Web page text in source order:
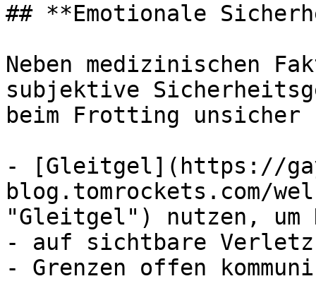
## **Emotionale
Neben medizinischen
subjektive
beim Frotting
- [Gleitgel](https://
blog.tomrockets.com/
"Gleitgel") nutzen, um
- auf sichtbare
- Grenzen offen